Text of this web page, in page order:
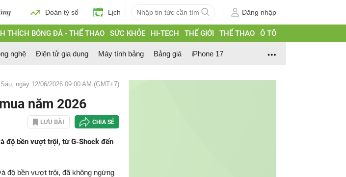
Đoán tỷ số Lịch Đăng nhập
THÍCH BÓNG ĐÁ - THỂ THAO SỨC KHỎE HI-TECH THẾ GIỚI THỂ THAO Ô TÔ
nghệ Điện tử gia dụng Máy tính bảng Bảng giá iPhone 17
ngày 12/06/2026 09:00 AM (GMT+7)
năm 2026
LƯU BÀI CHIA SẺ
độ bền vượt trội, từ G-Shock đến
độ bền vượt trội, đã không ngừng